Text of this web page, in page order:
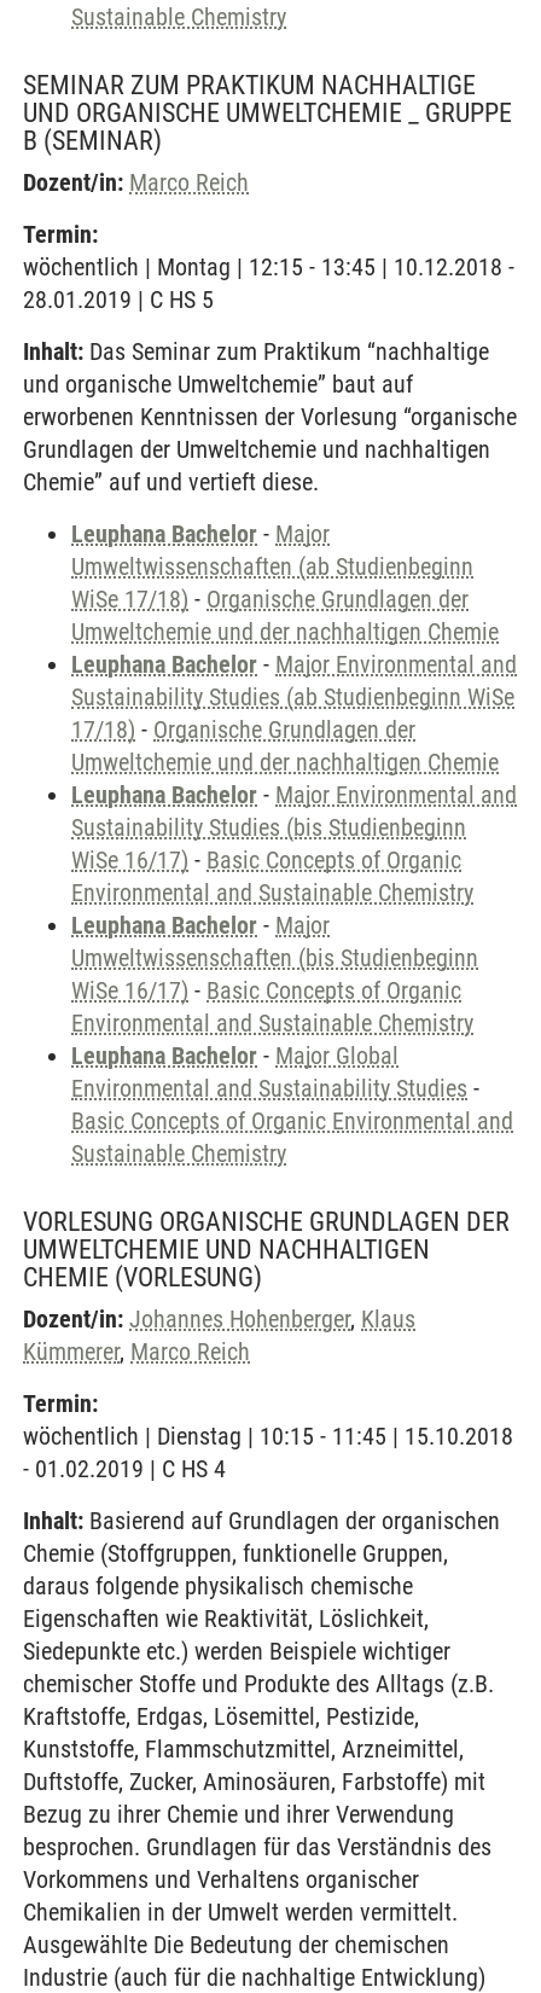
Sustainable Chemistry
SEMINAR ZUM PRAKTIKUM NACHHALTIGE
UND ORGANISCHE UMWELTCHEMIE _ GRUPPE
B (SEMINAR)
Dozent/in: Marco Reich
Termin:
wöchentlich | Montag | 12:15 - 13:45 | 10.12.2018 -
28.01.2019 | C HS 5
Inhalt: Das Seminar zum Praktikum “nachhaltige
und organische Umweltchemie” baut auf
erworbenen Kenntnissen der Vorlesung “organische
Grundlagen der Umweltchemie und nachhaltigen
Chemie” auf und vertieft diese.
Leuphana Bachelor - Major
Umweltwissenschaften (ab Studienbeginn
WiSe 17/18) - Organische Grundlagen der
Umweltchemie und der nachhaltigen Chemie
Leuphana Bachelor - Major Environmental and
Sustainability Studies (ab Studienbeginn WiSe
17/18) - Organische Grundlagen der
Umweltchemie und der nachhaltigen Chemie
Leuphana Bachelor - Major Environmental and
Sustainability Studies (bis Studienbeginn
WiSe 16/17) - Basic Concepts of Organic
Environmental and Sustainable Chemistry
Leuphana Bachelor - Major
Umweltwissenschaften (bis Studienbeginn
WiSe 16/17) - Basic Concepts of Organic
Environmental and Sustainable Chemistry
Leuphana Bachelor - Major Global
Environmental and Sustainability Studies -
Basic Concepts of Organic Environmental and
Sustainable Chemistry
VORLESUNG ORGANISCHE GRUNDLAGEN DER
UMWELTCHEMIE UND NACHHALTIGEN
CHEMIE (VORLESUNG)
Dozent/in: Johannes Hohenberger, Klaus
Kümmerer, Marco Reich
Termin:
wöchentlich | Dienstag | 10:15 - 11:45 | 15.10.2018
- 01.02.2019 | C HS 4
Inhalt: Basierend auf Grundlagen der organischen
Chemie (Stoffgruppen, funktionelle Gruppen,
daraus folgende physikalisch chemische
Eigenschaften wie Reaktivität, Löslichkeit,
Siedepunkte etc.) werden Beispiele wichtiger
chemischer Stoffe und Produkte des Alltags (z.B.
Kraftstoffe, Erdgas, Lösemittel, Pestizide,
Kunststoffe, Flammschutzmittel, Arzneimittel,
Duftstoffe, Zucker, Aminosäuren, Farbstoffe) mit
Bezug zu ihrer Chemie und ihrer Verwendung
besprochen. Grundlagen für das Verständnis des
Vorkommens und Verhaltens organischer
Chemikalien in der Umwelt werden vermittelt.
Ausgewählte Die Bedeutung der chemischen
Industrie (auch für die nachhaltige Entwicklung)